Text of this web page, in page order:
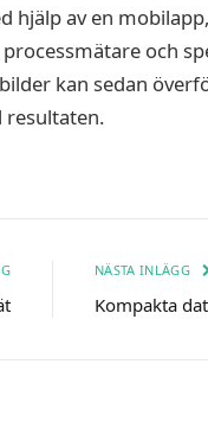
hjälp av en
och
kan sedan
resultaten.
NÄSTA INLÄGG
Kompakta